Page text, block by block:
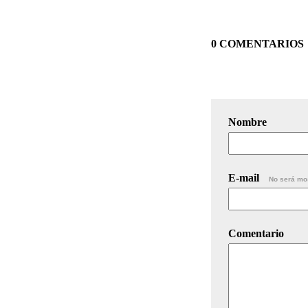
0 COMENTARIOS
Nombre
E-mail No será
Comentario